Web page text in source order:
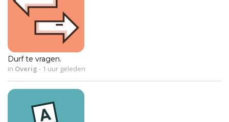
Durf te vragen.
in Overig - 1 uur geleden